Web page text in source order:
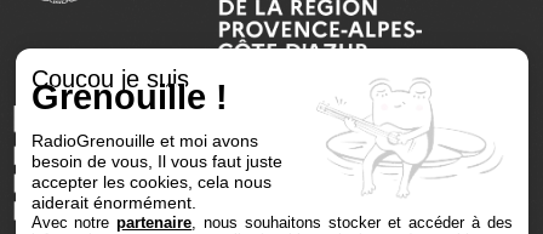
Coucou je suis
Grenouille !
RadioGrenouille et moi avons
besoin de vous, Il vous faut juste
accepter les cookies, cela nous
aiderait énormément.
Avec notrepartenaire , nous souhaitons stocker et accéder à des